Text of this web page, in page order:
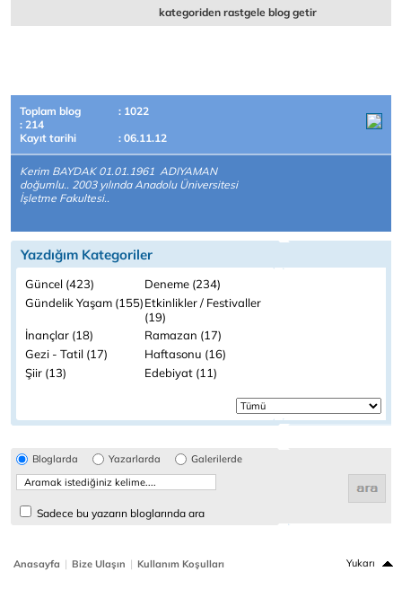
kategoriden rastgele blog getir
Toplam blog
: 1022
: 214
Kayıt tarihi
: 06.11.12
Kerim BAYDAK 01.01.1961 ADIYAMAN
doğumlu.. 2003 yılında Anadolu Üniversitesi
İşletme Fakultesi..
Yazdığım Kategoriler
Güncel (423)
Deneme (234)
Gündelik Yaşam (155)Etkinlikler / Festivaller
(19)
İnançlar (18)
Ramazan (17)
Gezi - Tatil (17)
Haftasonu (16)
Şiir (13)
Edebiyat (11)
Bloglarda Yazarlarda Galerilerde
Sadece bu yazarın bloglarında ara
Anasayfa | Bize Ulaşın | Kullanım Koşulları Yukarı